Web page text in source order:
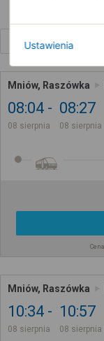
Mniów, Raszówka
08:04
08 sierpnia
08:27
08 sierpnia
Mniów, Raszówka
10:34
08 sierpnia
10:57
08 sierpnia
Ustawienia